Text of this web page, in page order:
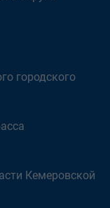
городского
Кемеровской